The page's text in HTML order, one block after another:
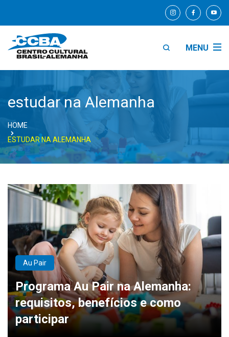
MENU
estudar na Alemanha
HOME
ESTUDAR NA ALEMANHA
Au Pair
Programa Au Pair na Alemanha:
requisitos, benefícios e como
participar
ENFERMAGEM